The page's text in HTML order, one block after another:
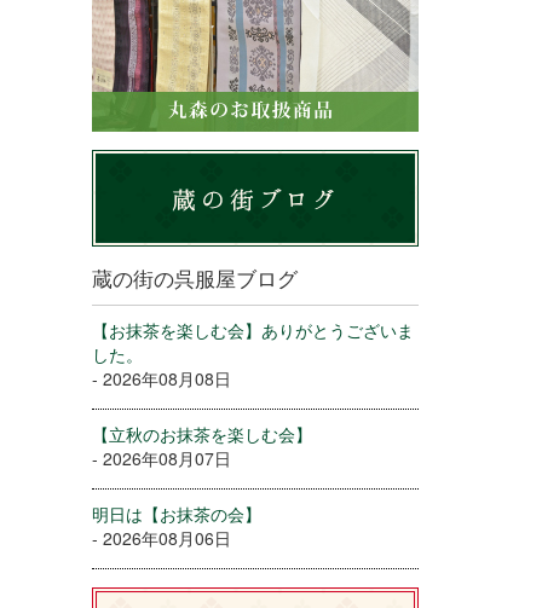
蔵の街の呉服屋ブログ
【お抹茶を楽しむ会】ありがとうございま
した。
- 2026年08月08日
【立秋のお抹茶を楽しむ会】
- 2026年08月07日
明日は【お抹茶の会】
- 2026年08月06日